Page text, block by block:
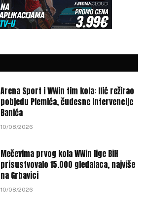
Arena Sport i WWin tim kola: Ilić režirao
pobjedu Plemića, čudesne intervencije
Banića
10/08/2026
Mečevima prvog kola WWin lige BiH
prisustvovalo 15.000 gledalaca, najviše
na Grbavici
10/08/2026